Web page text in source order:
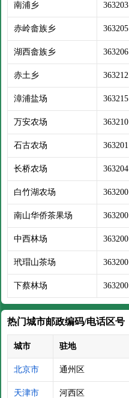
南浦乡 363203
赤岭畲族乡 363205
湖西畲族乡 363206
赤土乡 363212
漳浦盐场 363215
万安农场 363210
石古农场 363201
长桥农场 363204
白竹湖农场 363200
南山华侨茶果场 363200
中西林场 363200
玳瑁山茶场 363200
下蔡林场 363200
热门城市邮政编码/电话区号
城市 驻地
北京市 通州区
天津市 河西区